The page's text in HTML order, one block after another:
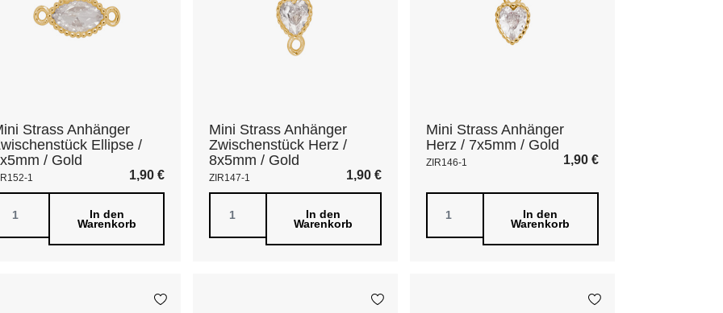
Strass Anhänger
Ellipse /
/ Gold
1 1,90 €
In den
Warenkorb
Mini Strass Anhänger
Zwischenstück Herz /
8x5mm / Gold
ZIR147-1 1,90 €
In den
Warenkorb
Mini Strass Anhänger
Herz / 7x5mm / Gold
ZIR146-1 1,90 €
In den
Warenkorb